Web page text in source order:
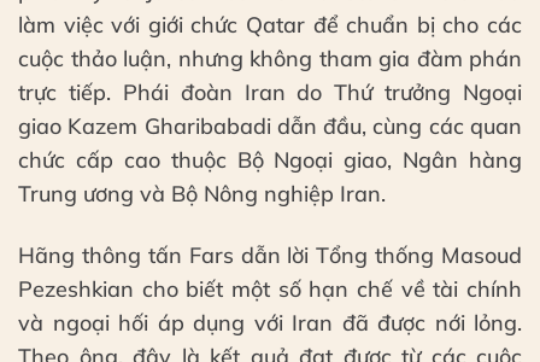
làm việc với giới chức Qatar để chuẩn bị cho các
cuộc thảo luận, nhưng không tham gia đàm phán
trực tiếp. Phái đoàn Iran do Thứ trưởng Ngoại
giao Kazem Gharibabadi dẫn đầu, cùng các quan
chức cấp cao thuộc Bộ Ngoại giao, Ngân hàng
Trung ương và Bộ Nông nghiệp Iran.
Hãng thông tấn Fars dẫn lời Tổng thống Masoud
Pezeshkian cho biết một số hạn chế về tài chính
và ngoại hối áp dụng với Iran đã được nới lỏng.